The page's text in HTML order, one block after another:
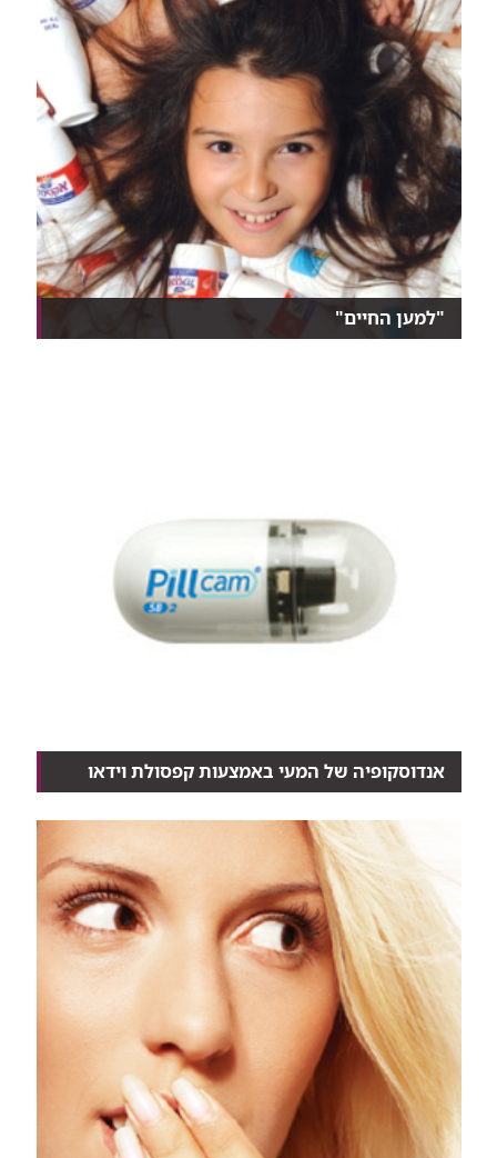
"למען החיים"
לרפואה הקונבנציונאלית לקח זמן לאמץ את הרעיון
אנדוסקופיה של המעי באמצעות קפסולת וידאו
גלולה זעירה, שנבלעת עם מעט מים ומתקדמת במורד
מערכת...